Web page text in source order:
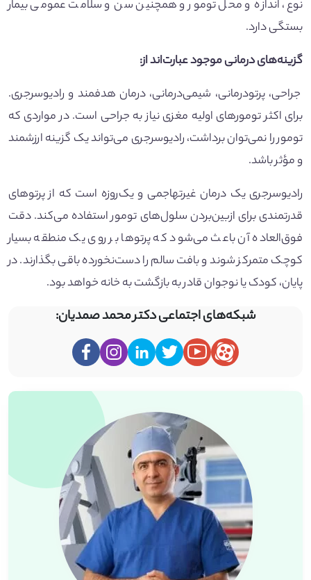
نوع، اندازه و محل تومور و همچنین سن و سلامت عمومی بیمار
بستگی دارد.
گزینه‌های درمانی موجود عبارت‌اند از:
جراحی، پرتودرمانی، شیمی‌درمانی، درمان هدفمند و رادیوسرجری.
برای اکثر تومورهای اولیه مغزی نیاز به جراحی است. در مواردی که
تومور را نمی‌توان برداشت، رادیوسرجری می‌تواند یک گزینه ارزشمند
و مؤثر باشد.
رادیوسرجری یک درمان غیرتهاجمی و یک‌روزه است که از پرتوهای
قدرتمندی برای ازبین‌بردن سلول‌های تومور استفاده می‌کند. دقت
فوق‌العاده آن باعث می‌شود که پرتوها بر روی یک منطقه بسیار
کوچک متمرکز شوند و بافت سالم را دست‌نخورده باقی بگذارند. در
پایان، کودک یا نوجوان قادر به بازگشت به خانه خواهد بود.
شبکه‌های اجتماعی دکتر محمد صمدیان: